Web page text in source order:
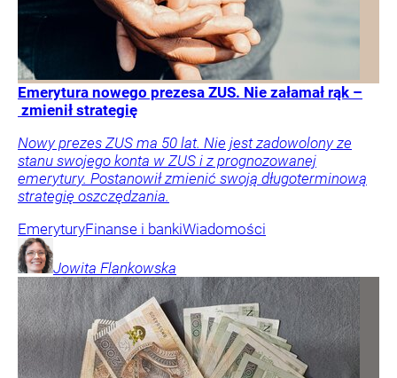
Emerytura nowego prezesa ZUS. Nie załamał rąk –
zmienił strategię
Nowy prezes ZUS ma 50 lat. Nie jest zadowolony ze
stanu swojego konta w ZUS i z prognozowanej
emerytury. Postanowił zmienić swoją długoterminową
strategię oszczędzania.
EmeryturyFinanse i bankiWiadomości
Jowita Flankowska